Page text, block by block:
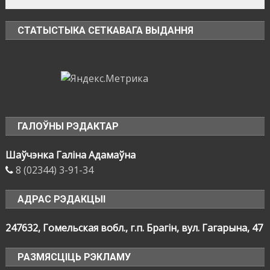
СТАТЫСТЫКА СЕТКАВАГА ВЫДАННЯ
ГАЛОЎНЫ РЭДАКТАР
Шаўчэнка Галіна Адамаўна
8 (02344) 3-91-34
АДРАС РЭДАКЦЫІ
247632, Гомельская вобл., г.п. Брагін, вул. Гагарына, 47
РАЗМЯСЦІЦЬ РЭКЛАМУ